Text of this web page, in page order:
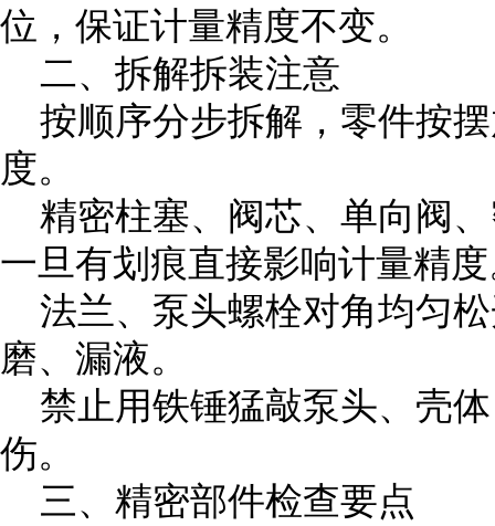
位，保证计量精度不变。
二、拆解拆装注意
按顺序分步拆解，零件按
度。
精密柱塞、阀芯、单向阀
一旦有划痕直接影响计量精
法兰、泵头螺栓对角均匀
磨、漏液。
禁止用铁锤猛敲泵头、壳
伤。
三、精密部件检查要点